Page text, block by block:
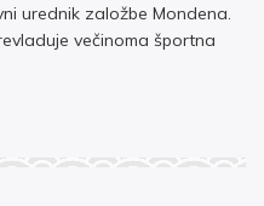
urednik založbe Mondena.
večinoma športna